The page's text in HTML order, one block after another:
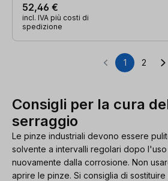
52,46 €
incl. IVA più costi di
spedizione
Pagina
1 Pagina
2
Consigli per la cura
serraggio
Le pinze industriali devono essere
solvente a intervalli regolari dopo
nuovamente dalla corrosione. Non
aprire le pinze. Si consiglia di sostituire